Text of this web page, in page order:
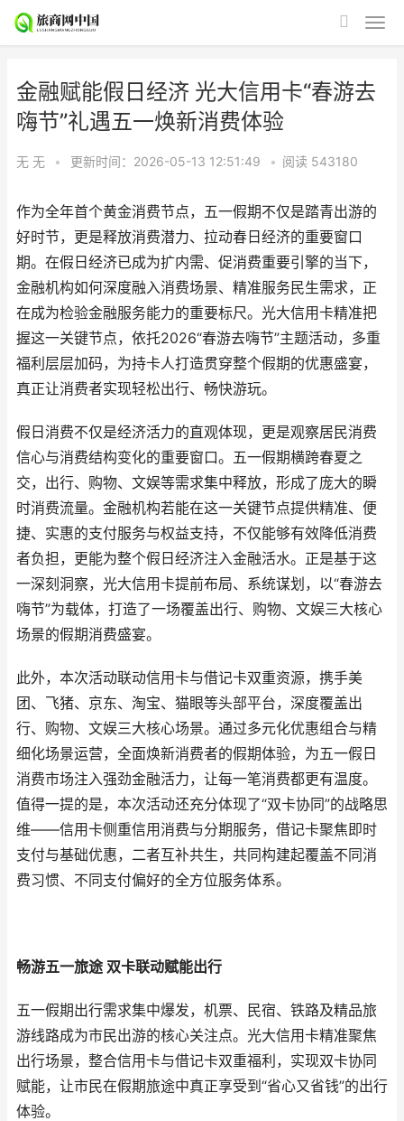
金融赋能假日经济 光大信用卡“春游去
嗨节”礼遇五一焕新消费体验
无 无 • 更新时间：2026-05-13 12:51:49 • 阅读 543180
作为全年首个黄金消费节点，五一假期不仅是踏青出游的
好时节，更是释放消费潜力、拉动春日经济的重要窗口
期。在假日经济已成为扩内需、促消费重要引擎的当下，
金融机构如何深度融入消费场景、精准服务民生需求，正
在成为检验金融服务能力的重要标尺。光大信用卡精准把
握这一关键节点，依托2026“春游去嗨节”主题活动，多重
福利层层加码，为持卡人打造贯穿整个假期的优惠盛宴，
真正让消费者实现轻松出行、畅快游玩。
假日消费不仅是经济活力的直观体现，更是观察居民消费
信心与消费结构变化的重要窗口。五一假期横跨春夏之
交，出行、购物、文娱等需求集中释放，形成了庞大的瞬
时消费流量。金融机构若能在这一关键节点提供精准、便
捷、实惠的支付服务与权益支持，不仅能够有效降低消费
者负担，更能为整个假日经济注入金融活水。正是基于这
一深刻洞察，光大信用卡提前布局、系统谋划，以“春游去
嗨节”为载体，打造了一场覆盖出行、购物、文娱三大核心
场景的假期消费盛宴。
此外，本次活动联动信用卡与借记卡双重资源，携手美
团、飞猪、京东、淘宝、猫眼等头部平台，深度覆盖出
行、购物、文娱三大核心场景。通过多元化优惠组合与精
细化场景运营，全面焕新消费者的假期体验，为五一假日
消费市场注入强劲金融活力，让每一笔消费都更有温度。
值得一提的是，本次活动还充分体现了“双卡协同”的战略思
维——信用卡侧重信用消费与分期服务，借记卡聚焦即时
支付与基础优惠，二者互补共生，共同构建起覆盖不同消
费习惯、不同支付偏好的全方位服务体系。
畅游五一旅途 双卡联动赋能出行
五一假期出行需求集中爆发，机票、民宿、铁路及精品旅
游线路成为市民出游的核心关注点。光大信用卡精准聚焦
出行场景，整合信用卡与借记卡双重福利，实现双卡协同
赋能，让市民在假期旅途中真正享受到“省心又省钱”的出行
体验。